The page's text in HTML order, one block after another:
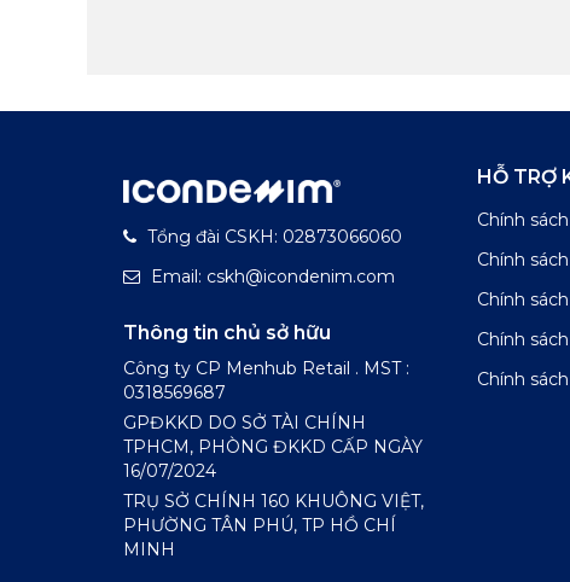
Tổng đài CSKH: 02873066060
Email: cskh@icondenim.com
Thông tin chủ sở hữu
Công ty CP Menhub Retail . MST :
0318569687
GPĐKKD DO SỞ TÀI CHÍNH
TPHCM, PHÒNG ĐKKD CẤP NGÀY
16/07/2024
TRỤ SỞ CHÍNH 160 KHUÔNG VIỆT,
PHƯỜNG TÂN PHÚ, TP HỒ CHÍ
MINH
HỖ TRỢ
Chính
Chính
Chính
Chính
Chính